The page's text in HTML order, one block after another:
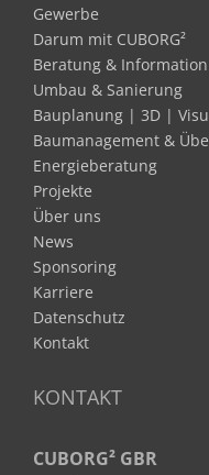
Gewerbe
Darum mit CUBORG²
Beratung & Information
Umbau & Sanierung
Bauplanung | 3D |
Baumanagement &
Energieberatung
Projekte
Über uns
News
Sponsoring
Karriere
Datenschutz
Kontakt
KONTAKT
CUBORG² GBR